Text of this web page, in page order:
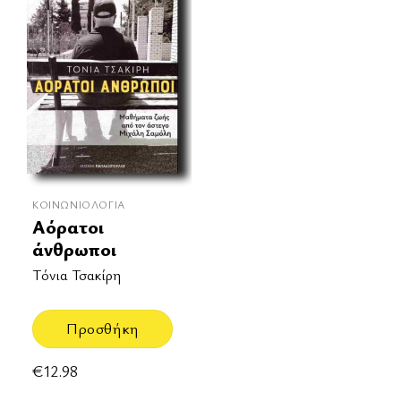
ΚΟΙΝΩΝΙΟΛΟΓΊΑ
Αόρατοι
άνθρωποι
Τόνια Τσακίρη
Προσθήκη
€12.98